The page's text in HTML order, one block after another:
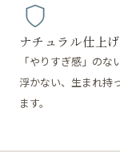
ナチュラル仕上
「やりすぎ感」の
浮かない、生まれ持
ます。